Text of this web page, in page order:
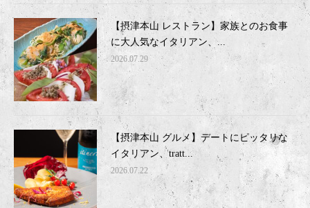
【摂津本山 レストラン】家族とのお食事
に大人気なイタリアン、...
2026.07.29
【摂津本山 グルメ】デートにピッタリな
イタリアン、tratt...
2026.07.22